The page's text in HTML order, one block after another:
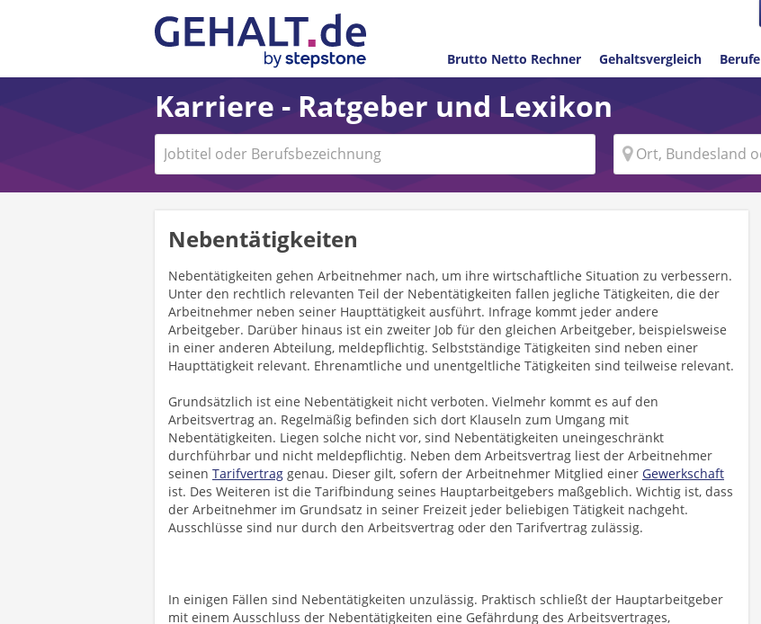
Brutto Netto Rechner Gehaltsvergleich Berufe
Karriere - Ratgeber und Lexikon
Nebentätigkeiten
Nebentätigkeiten gehen Arbeitnehmer nach, um ihre wirtschaftliche Situation zu verbessern.
Unter den rechtlich relevanten Teil der Nebentätigkeiten fallen jegliche Tätigkeiten, die der
Arbeitnehmer neben seiner Haupttätigkeit ausführt. Infrage kommt jeder andere
Arbeitgeber. Darüber hinaus ist ein zweiter Job für den gleichen Arbeitgeber, beispielsweise
in einer anderen Abteilung, meldepflichtig. Selbstständige Tätigkeiten sind neben einer
Haupttätigkeit relevant. Ehrenamtliche und unentgeltliche Tätigkeiten sind teilweise relevant.
Grundsätzlich ist eine Nebentätigkeit nicht verboten. Vielmehr kommt es auf den
Arbeitsvertrag an. Regelmäßig befinden sich dort Klauseln zum Umgang mit
Nebentätigkeiten. Liegen solche nicht vor, sind Nebentätigkeiten uneingeschränkt
durchführbar und nicht meldepflichtig. Neben dem Arbeitsvertrag liest der Arbeitnehmer
seinen Tarifvertrag genau. Dieser gilt, sofern der Arbeitnehmer Mitglied einer Gewerkschaft
ist. Des Weiteren ist die Tarifbindung seines Hauptarbeitgebers maßgeblich. Wichtig ist, dass
der Arbeitnehmer im Grundsatz in seiner Freizeit jeder beliebigen Tätigkeit nachgeht.
Ausschlüsse sind nur durch den Arbeitsvertrag oder den Tarifvertrag zulässig.
In einigen Fällen sind Nebentätigkeiten unzulässig. Praktisch schließt der Hauptarbeitgeber
mit einem Ausschluss der Nebentätigkeiten eine Gefährdung des Arbeitsvertrages,